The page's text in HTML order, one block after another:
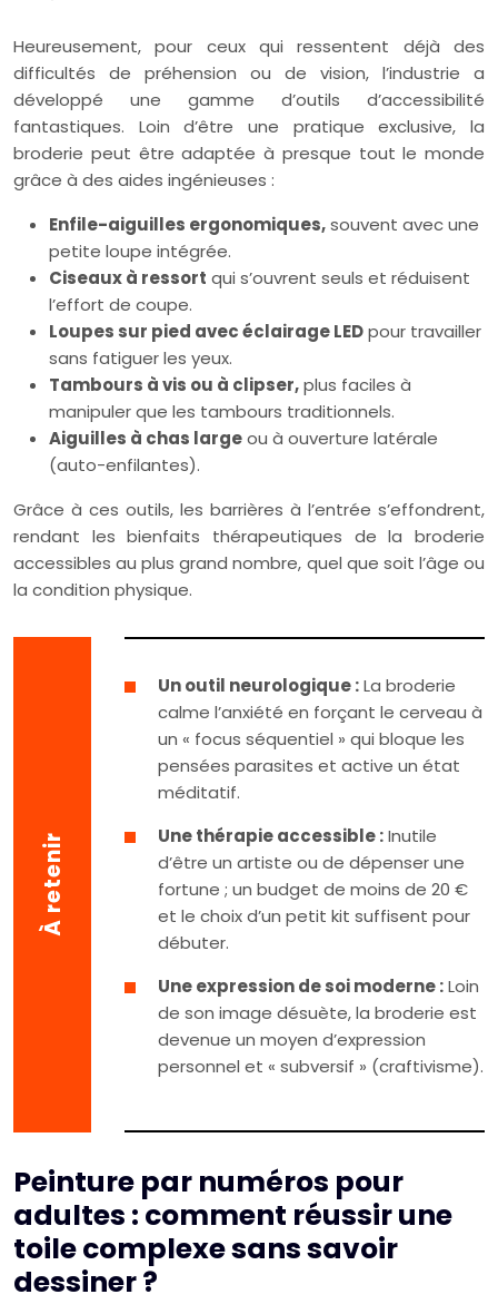
Heureusement, pour ceux qui ressentent déjà des
difficultés de préhension ou de vision, l’industrie a
développé une gamme d’outils d’accessibilité
fantastiques. Loin d’être une pratique exclusive, la
broderie peut être adaptée à presque tout le monde
grâce à des aides ingénieuses :
Enfile-aiguilles ergonomiques,souvent avec une
petite loupe intégrée.
Ciseaux à ressort qui s’ouvrent seuls et réduisent
l’effort de coupe.
Loupes sur pied avec éclairage LEDpour travailler
sans fatiguer les yeux.
Tambours à vis ou à clipser,plus faciles à
manipuler que les tambours traditionnels.
Aiguilles à chas largeou à ouverture latérale
(auto-enfilantes).
Grâce à ces outils, les barrières à l’entrée s’effondrent,
rendant les bienfaits thérapeutiques de la broderie
accessibles au plus grand nombre, quel que soit l’âge ou
la condition physique.
À retenir
Un outil neurologique :La broderie
calme l’anxiété en forçant le cerveau à
un « focus séquentiel » qui bloque les
pensées parasites et active un état
méditatif.
Une thérapie accessible :Inutile
d’être un artiste ou de dépenser une
fortune ; un budget de moins de 20 €
et le choix d’un petit kit suffisent pour
débuter.
Une expression de soi moderne :Loin
de son image désuète, la broderie est
devenue un moyen d’expression
personnel et « subversif » (craftivisme).
Peinture par numéros pour
adultes : comment réussir une
toile complexe sans savoir
dessiner ?